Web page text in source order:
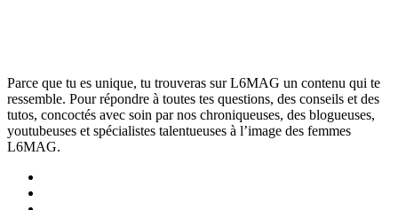
Parce que tu es unique, tu trouveras sur L6MAG un contenu qui te
ressemble. Pour répondre à toutes tes questions, des conseils et des
tutos, concoctés avec soin par nos chroniqueuses, des blogueuses,
youtubeuses et spécialistes talentueuses à l’image des femmes
L6MAG.